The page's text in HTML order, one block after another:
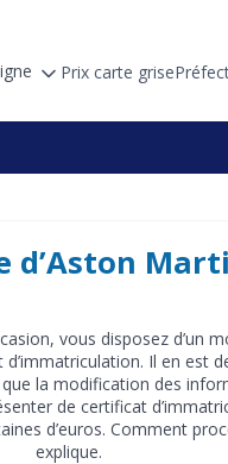
Prix carte grise
vous disposez d’un
Il en est
la modification des
de certificat
d’euros. Comment
explique.